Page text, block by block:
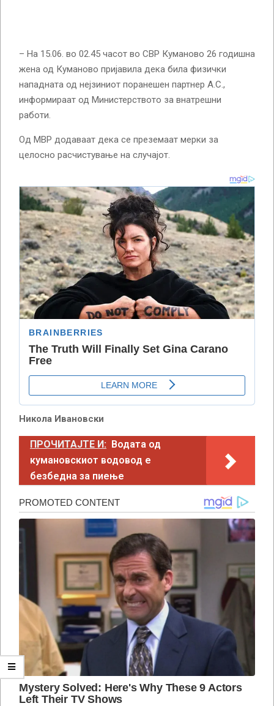
– На 15.06. во 02.45 часот во СВР Куманово 26 годишна
жена од Куманово пријавила дека била физички
нападната од нејзиниот поранешен партнер А.С.,
информираат од Министерството за внатрешни
работи.
Од МВР додаваат дека се преземаат мерки за
целосно расчистување на случајот.
Никола Ивановски
ПРОЧИТАЈТЕ И: Водата од
кумановскиот водовод е
безбедна за пиење